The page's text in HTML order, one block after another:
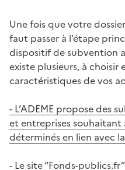
Une fois que votre
faut passer à l’étape
dispositif de subvention
existe plusieurs, à choisir
caractéristiques de vos
- L’ADEME propose des
et entreprises souhaitant
déterminés en lien avec
- Le site “Fonds-